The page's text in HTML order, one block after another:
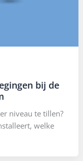
bij de
niveau te tillen?
welke